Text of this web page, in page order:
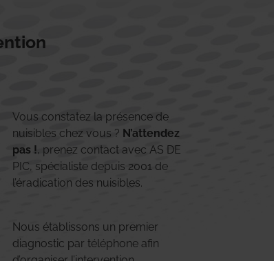
Vous constatez la présence de
nuisibles chez vous ? N’attendez
pas !, prenez contact avec AS DE
PIC, spécialiste depuis 2001 de
l’éradication des nuisibles.
Nous établissons un premier
diagnostic par téléphone afin